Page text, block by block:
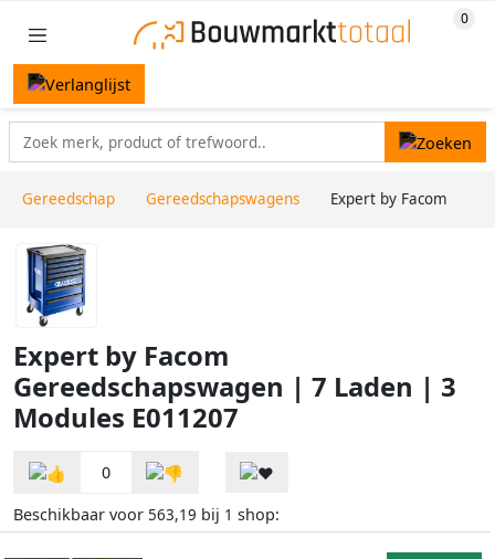
Gereedschap Gereedschapswagens Expert by Facom
Expert by Facom
Gereedschapswagen | 7 Laden | 3
Modules E011207
0
Beschikbaar voor 563,19 bij 1 shop: